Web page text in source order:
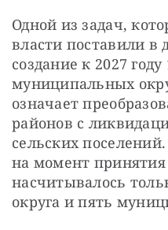
Одной из задач,
власти поставили в
создание к 2027
муниципальных
означает
районов с
сельских
на момент
насчитывалось
округа и пять